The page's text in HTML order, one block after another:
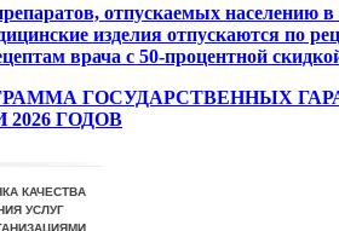
отпускаемых населению в
изделия отпускаются по
врача с 50-процентной
ГОСУДАРСТВЕННЫХ
ГОДОВ